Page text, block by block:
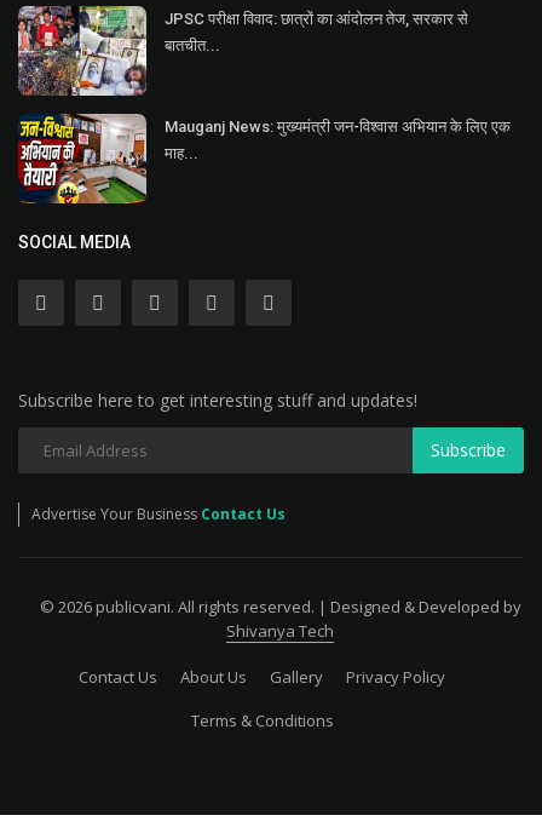
JPSC परीक्षा विवाद: छात्रों का आंदोलन तेज, सरकार से
बातचीत...
Mauganj News: मुख्यमंत्री जन-विश्वास अभियान के लिए एक
माह...
SOCIAL MEDIA
Subscribe here to get interesting stuff and updates!
Subscribe
Advertise Your Business Contact Us
© 2026 publicvani. All rights reserved. | Designed & Developed by
Shivanya Tech
Contact Us About Us Gallery
Privacy Policy
Terms & Conditions